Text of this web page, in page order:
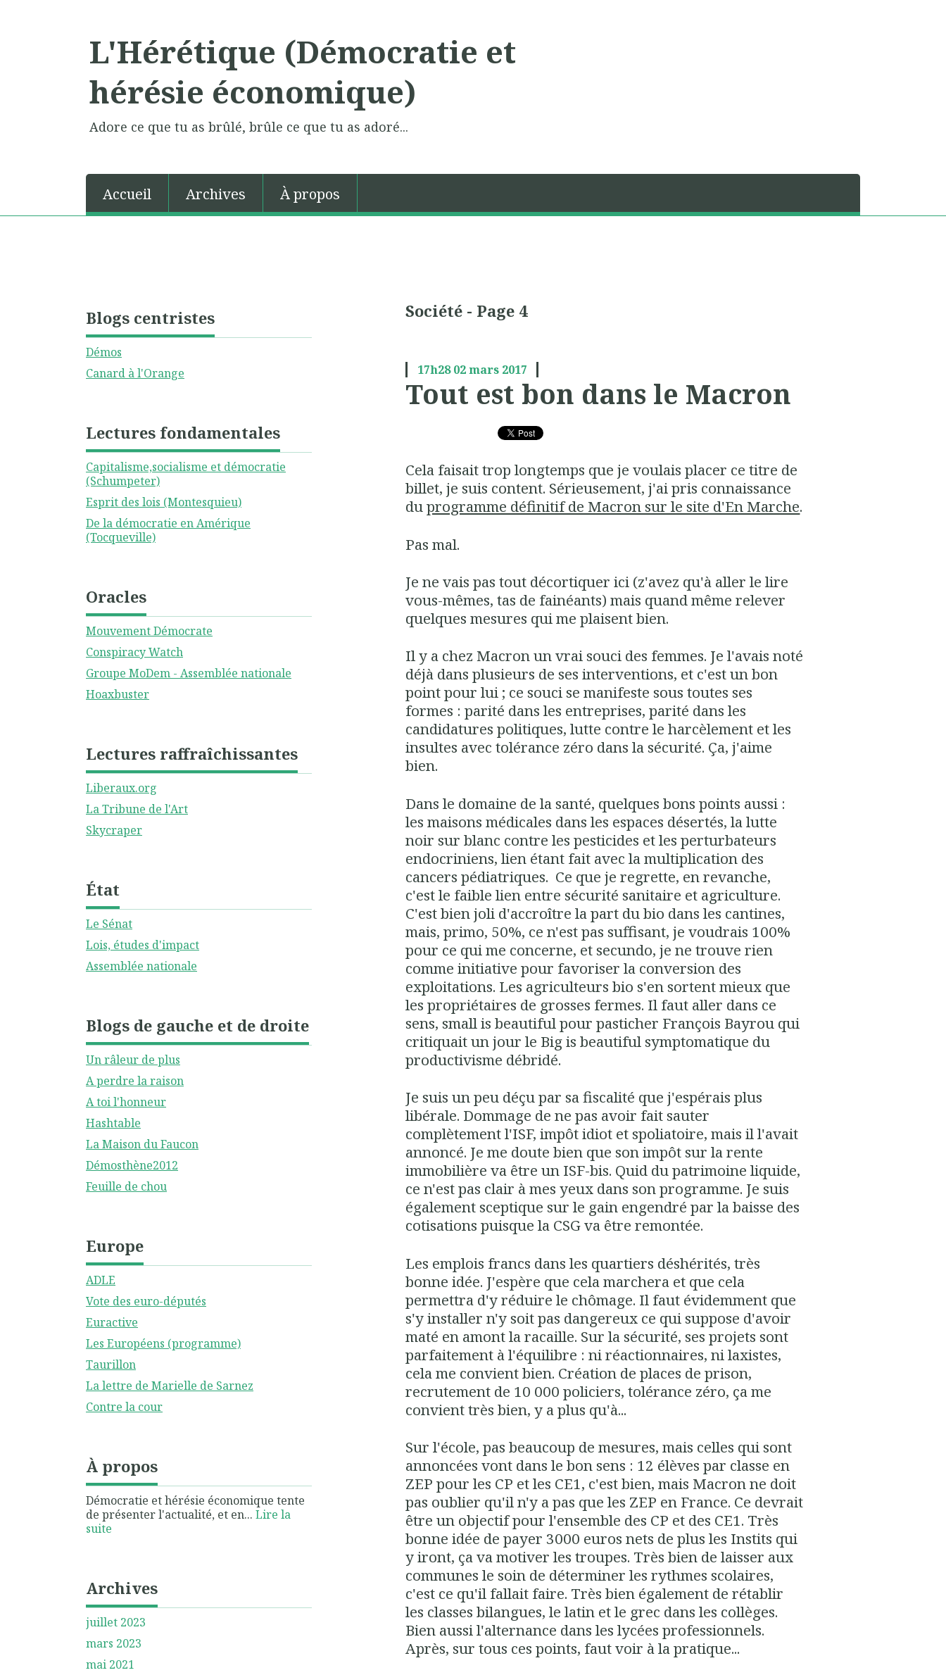
L'Hérétique (Démocratie et
hérésie économique)
Adore ce que tu as brûlé, brûle ce que tu as adoré...
Accueil Archives À propos
Blogs centristes
Démos
Canard à l'Orange
Lectures fondamentales
Capitalisme,socialisme et démocratie
(Schumpeter)
Esprit des lois (Montesquieu)
De la démocratie en Amérique
(Tocqueville)
Oracles
Mouvement Démocrate
Conspiracy Watch
Groupe MoDem - Assemblée nationale
Hoaxbuster
Lectures raffraîchissantes
Liberaux.org
La Tribune de l'Art
Skycraper
État
Le Sénat
Lois, études d'impact
Assemblée nationale
Blogs de gauche et de droite
Un râleur de plus
A perdre la raison
A toi l'honneur
Hashtable
La Maison du Faucon
Démosthène2012
Feuille de chou
Europe
ADLE
Vote des euro-députés
Euractive
Les Européens (programme)
Taurillon
La lettre de Marielle de Sarnez
Contre la cour
À propos
Démocratie et hérésie économique tente
de présenter l'actualité, et en... Lire la
suite
Archives
juillet 2023
mars 2023
mai 2021
Société - Page 4
17h28 02mars 2017
Tout est bon dans le Macron
Cela faisait trop longtemps que je voulais placer ce titre de
billet, je suis content. Sérieusement, j'ai pris connaissance
duprogramme définitif de Macron sur le site d'En Marche.
Pas mal.
Je ne vais pas tout décortiquer ici (z'avez qu'à aller le lire
vous-mêmes, tas de fainéants) mais quand même relever
quelques mesures qui me plaisent bien.
Il y a chez Macron un vrai souci des femmes. Je l'avais noté
déjà dans plusieurs de ses interventions, et c'est un bon
point pour lui ; ce souci se manifeste sous toutes ses
formes : parité dans les entreprises, parité dans les
candidatures politiques, lutte contre le harcèlement et les
insultes avec tolérance zéro dans la sécurité. Ça, j'aime
bien.
Dans le domaine de la santé, quelques bons points aussi :
les maisons médicales dans les espaces désertés, la lutte
noir sur blanc contre les pesticides et les perturbateurs
endocriniens, lien étant fait avec la multiplication des
cancers pédiatriques. Ce que je regrette, en revanche,
c'est le faible lien entre sécurité sanitaire et agriculture.
C'est bien joli d'accroître la part du bio dans les cantines,
mais, primo, 50%, ce n'est pas suffisant, je voudrais 100%
pour ce qui me concerne, et secundo, je ne trouve rien
comme initiative pour favoriser la conversion des
exploitations. Les agriculteurs bio s'en sortent mieux que
les propriétaires de grosses fermes. Il faut aller dans ce
sens, small is beautiful pour pasticher François Bayrou qui
critiquait un jour le Big is beautiful symptomatique du
productivisme débridé.
Je suis un peu déçu par sa fiscalité que j'espérais plus
libérale. Dommage de ne pas avoir fait sauter
complètement l'ISF, impôt idiot et spoliatoire, mais il l'avait
annoncé. Je me doute bien que son impôt sur la rente
immobilière va être un ISF-bis. Quid du patrimoine liquide,
ce n'est pas clair à mes yeux dans son programme. Je suis
également sceptique sur le gain engendré par la baisse des
cotisations puisque la CSG va être remontée.
Les emplois francs dans les quartiers déshérités, très
bonne idée. J'espère que cela marchera et que cela
permettra d'y réduire le chômage. Il faut évidemment que
s'y installer n'y soit pas dangereux ce qui suppose d'avoir
maté en amont la racaille. Sur la sécurité, ses projets sont
parfaitement à l'équilibre : ni réactionnaires, ni laxistes,
cela me convient bien. Création de places de prison,
recrutement de 10 000 policiers, tolérance zéro, ça me
convient très bien, y a plus qu'à...
Sur l'école, pas beaucoup de mesures, mais celles qui sont
annoncées vont dans le bon sens : 12 élèves par classe en
ZEP pour les CP et les CE1, c'est bien, mais Macron ne doit
pas oublier qu'il n'y a pas que les ZEP en France. Ce devrait
être un objectif pour l'ensemble des CP et des CE1. Très
bonne idée de payer 3000 euros nets de plus les Instits qui
y iront, ça va motiver les troupes. Très bien de laisser aux
communes le soin de déterminer les rythmes scolaires,
c'est ce qu'il fallait faire. Très bien également de rétablir
les classes bilangues, le latin et le grec dans les collèges.
Bien aussi l'alternance dans les lycées professionnels.
Après, sur tous ces points, faut voir à la pratique...